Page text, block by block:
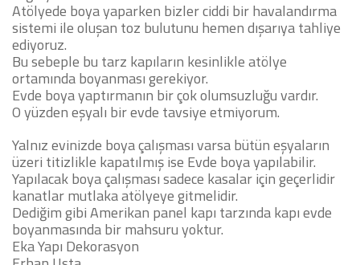
Atölyede boya yaparken bizler ciddi bir havalandırma
sistemi ile oluşan toz bulutunu hemen dışarıya tahliye
ediyoruz.
Bu sebeple bu tarz kapıların kesinlikle atölye
ortamında boyanması gerekiyor.
Evde boya yaptırmanın bir çok olumsuzluğu vardır.
O yüzden eşyalı bir evde tavsiye etmiyorum.
Yalnız evinizde boya çalışması varsa bütün eşyaların
üzeri titizlikle kapatılmış ise Evde boya yapılabilir.
Yapılacak boya çalışması sadece kasalar için geçerlidir
kanatlar mutlaka atölyeye gitmelidir.
Dediğim gibi Amerikan panel kapı tarzında kapı evde
boyanmasında bir mahsuru yoktur.
Eka Yapı Dekorasyon